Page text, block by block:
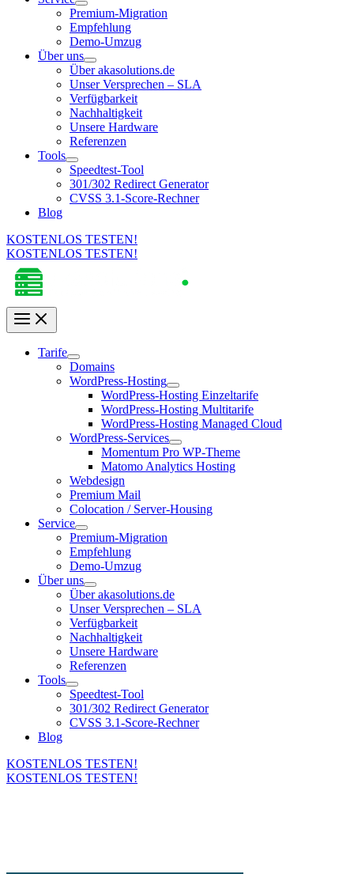
Premium-Migration
Empfehlung
Demo-Umzug
Über uns
Über akasolutions.de
Unser Versprechen – SLA
Verfügbarkeit
Nachhaltigkeit
Unsere Hardware
Referenzen
Tools
Speedtest-Tool
301/302 Redirect Generator
CVSS 3.1-Score-Rechner
Blog
KOSTENLOS TESTEN!
KOSTENLOS TESTEN!
Tarife
Domains
WordPress-Hosting
WordPress-Hosting Einzeltarife
WordPress-Hosting Multitarife
WordPress-Hosting Managed Cloud
WordPress-Services
Momentum Pro WP-Theme
Matomo Analytics Hosting
Webdesign
Premium Mail
Colocation / Server-Housing
Service
Premium-Migration
Empfehlung
Demo-Umzug
Über uns
Über akasolutions.de
Unser Versprechen – SLA
Verfügbarkeit
Nachhaltigkeit
Unsere Hardware
Referenzen
Tools
Speedtest-Tool
301/302 Redirect Generator
CVSS 3.1-Score-Rechner
Blog
KOSTENLOS TESTEN!
KOSTENLOS TESTEN!